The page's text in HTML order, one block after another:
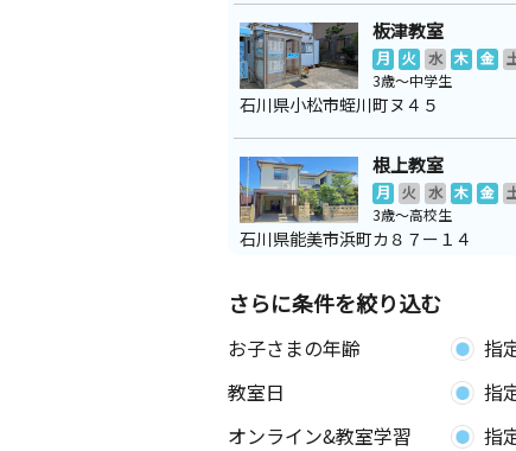
板津教室
月 火 水 木 金
3歳～中学生
石川県小松市蛭川町ヌ４５
根上教室
月 火 水 木 金
3歳～高校生
石川県能美市浜町カ８７ー１４
さらに条件を絞り込む
お子さまの年齢 指
教室日
指
オンライン&教室学習
指